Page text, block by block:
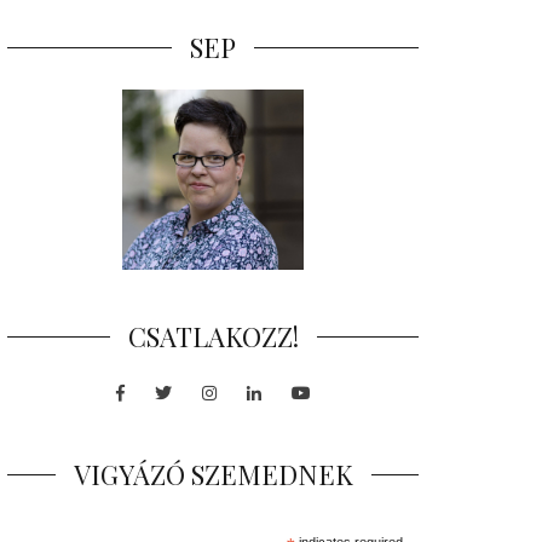
SEP
CSATLAKOZZ!
Facebook
TwitterInstagram
LinkedInYoutube
VIGYÁZÓ SZEMEDNEK